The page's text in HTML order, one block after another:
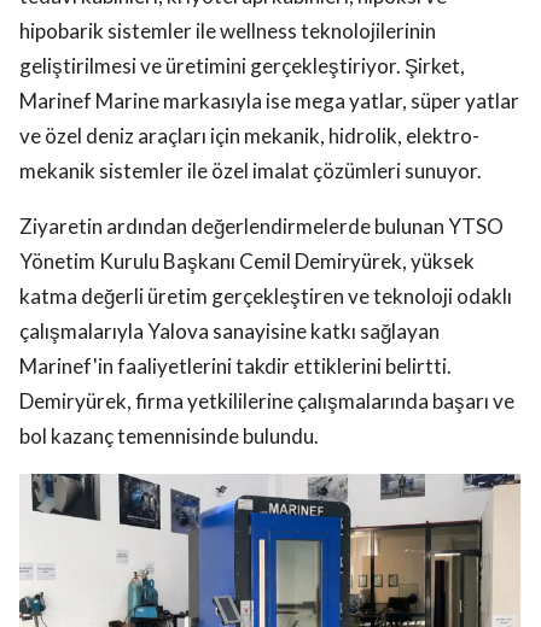
hipobarik sistemler ile wellness teknolojilerinin
geliştirilmesi ve üretimini gerçekleştiriyor. Şirket,
Marinef Marine markasıyla ise mega yatlar, süper yatlar
ve özel deniz araçları için mekanik, hidrolik, elektro-
mekanik sistemler ile özel imalat çözümleri sunuyor.
Ziyaretin ardından değerlendirmelerde bulunan YTSO
Yönetim Kurulu Başkanı Cemil Demiryürek, yüksek
katma değerli üretim gerçekleştiren ve teknoloji odaklı
çalışmalarıyla Yalova sanayisine katkı sağlayan
Marinef'in faaliyetlerini takdir ettiklerini belirtti.
Demiryürek, firma yetkililerine çalışmalarında başarı ve
bol kazanç temennisinde bulundu.